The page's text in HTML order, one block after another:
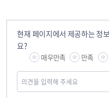
현재 페이지에서 제공하는 정
요?
매우만족 만족